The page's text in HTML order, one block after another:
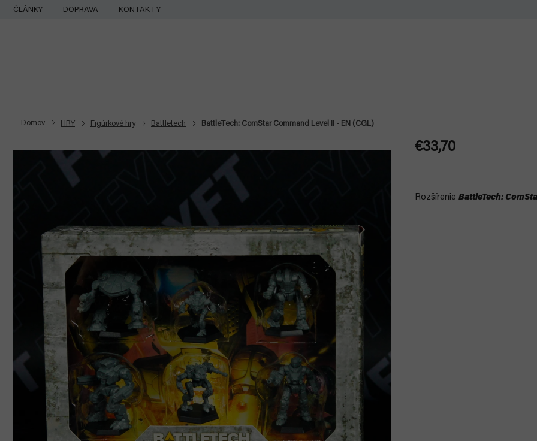
Prejsť
ČLÁNKY DOPRAVA KONTAKTY
Domov HRY Figúrkové hry Battletech BattleTech: ComStar Command Level II - EN (CGL)
€33,70
Rozšírenie BattleTech: